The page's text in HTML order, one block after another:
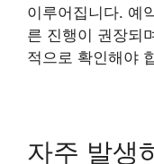
이루어집니다. 예
른 진행이 권장되
적으로 확인해야
자주 발생